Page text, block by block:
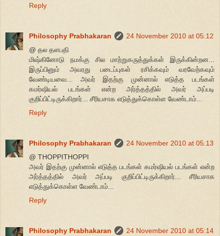
Reply
Philosophy Prabhakaran
24 November 2010 at 05:12
@ தல தளபதி
மிஷ்கினோடு நமக்கு சில மாற்றுகருத்துக்கள் இருக்கின்றன...
இருப்பினும் அவரது படைப்புகள் ரசிக்கவும் வரவேற்கவும்
வேண்டியவை... அவர் இதற்கு முன்னால் எடுத்த படங்கள்
கமர்ஷியல் படங்கள் என்ற அர்த்தத்தில் அவர் அப்படி
குறிப்பிட்டிருக்கிறார்... சீரியசாக எடுத்துக்கொள்ள வேண்டாம்...
Reply
Philosophy Prabhakaran
24 November 2010 at 05:13
@ THOPPITHOPPI
அவர் இதற்கு முன்னால் எடுத்த படங்கள் கமர்ஷியல் படங்கள் என்ற
அர்த்தத்தில் அவர் அப்படி குறிப்பிட்டிருக்கிறார்... சீரியசாக
எடுத்துக்கொள்ள வேண்டாம்...
Reply
Philosophy Prabhakaran
24 November 2010 at 05:14